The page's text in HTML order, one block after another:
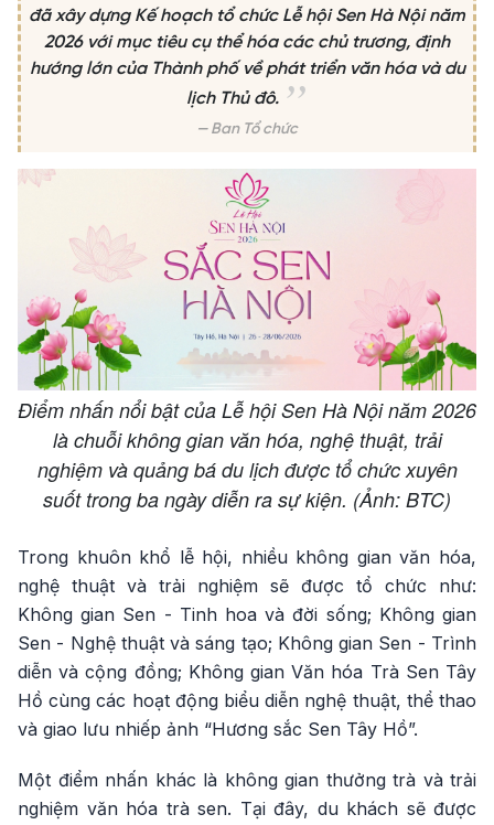
đã xây dựng Kế hoạch tổ chức Lễ hội Sen Hà Nội năm
2026 với mục tiêu cụ thể hóa các chủ trương, định
hướng lớn của Thành phố về phát triển văn hóa và du
lịch Thủ đô.
Ban Tổ chức
Điểm nhấn nổi bật của Lễ hội Sen Hà Nội năm 2026
là chuỗi không gian văn hóa, nghệ thuật, trải
nghiệm và quảng bá du lịch được tổ chức xuyên
suốt trong ba ngày diễn ra sự kiện. (Ảnh: BTC)
Trong khuôn khổ lễ hội, nhiều không gian văn hóa,
nghệ thuật và trải nghiệm sẽ được tổ chức như:
Không gian Sen - Tinh hoa và đời sống; Không gian
Sen - Nghệ thuật và sáng tạo; Không gian Sen - Trình
diễn và cộng đồng; Không gian Văn hóa Trà Sen Tây
Hồ cùng các hoạt động biểu diễn nghệ thuật, thể thao
và giao lưu nhiếp ảnh “Hương sắc Sen Tây Hồ”.
Một điểm nhấn khác là không gian thưởng trà và trải
nghiệm văn hóa trà sen. Tại đây, du khách sẽ được